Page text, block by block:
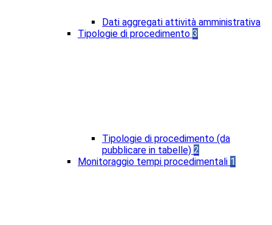
Dati aggregati attività amministrativa
Tipologie di procedimento 3
Tipologie di procedimento (da
pubblicare in tabelle) 2
Monitoraggio tempi procedimentali 1